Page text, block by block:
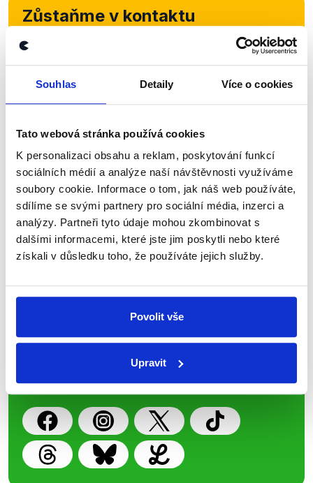
Souhlas Detaily Více o cookies
Tato webová stránka používá cookies
K personalizaci obsahu a reklam, poskytování funkcí
sociálních médií a analýze naší návštěvnosti využíváme
soubory cookie. Informace o tom, jak náš web používáte,
sdílíme se svými partnery pro sociální média, inzerci a
analýzy. Partneři tyto údaje mohou zkombinovat s
dalšími informacemi, které jste jim poskytli nebo které
získali v důsledku toho, že používáte jejich služby.
Povolit vše
Upravit
Zůstaňme v kontaktu
Přihlaste se k odběru našeho
newsletteru nebowhatsappového
kanálu, kde pravidelně přinášíme
Začněte nás odebírat, a mějte tak
přehled o tom, jaké dezinformace a
nepravdy se zrovna v Česku šíří.
Newsletter
Sociální sítě
Nenechte si ujít nejnovější události
z Demagog.cz. Sdílením našich
příspěvků přátelům podpoříte naši
práci.